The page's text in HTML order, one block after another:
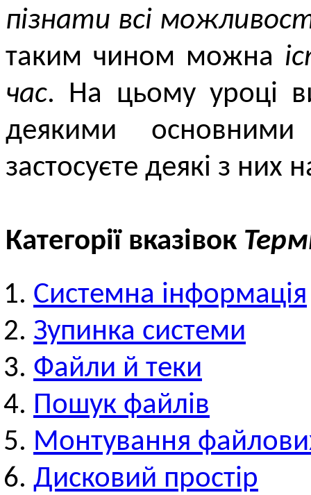
пізнати всі
таким чином можна
час. На цьому уроці
деякими
застосуєте деякі з них
Категорії вказівок
Системна інформація
Зупинка системи
Файли й теки
Пошук файлів
Монтування
Дисковий простір